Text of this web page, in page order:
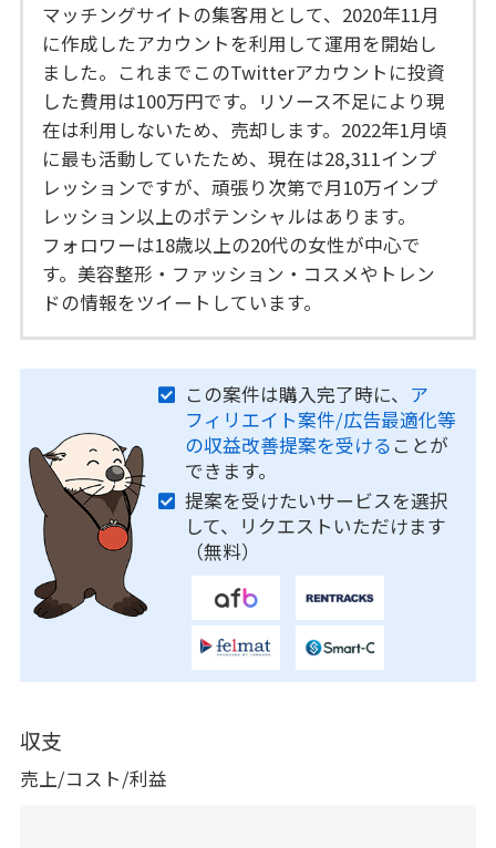
マッチングサイトの集客用として、2020年11月
に作成したアカウントを利用して運用を開始し
ました。これまでこのTwitterアカウントに投資
した費用は100万円です。リソース不足により現
在は利用しないため、売却します。2022年1月頃
に最も活動していたため、現在は28,311インプ
レッションですが、頑張り次第で月10万インプ
レッション以上のポテンシャルはあります。
フォロワーは18歳以上の20代の女性が中心で
す。美容整形・ファッション・コスメやトレン
ドの情報をツイートしています。
この案件は購入完了時に、 ア
フィリエイト案件/広告最適化等
の収益改善提案を受ける ことが
できます。
提案を受けたいサービスを選択
して、リクエストいただけます
（無料）
収支
売上/コスト/利益